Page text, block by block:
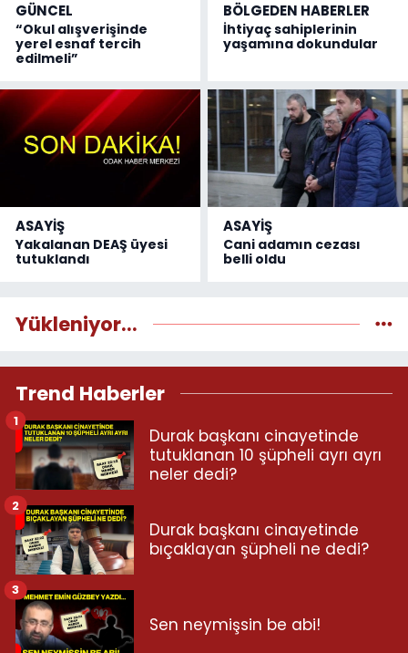
GÜNCEL
“Okul alışverişinde
yerel esnaf tercih
edilmeli”
BÖLGEDEN HABERLER
İhtiyaç sahiplerinin
yaşamına dokundular
ASAYİŞ
Yakalanan DEAŞ üyesi
tutuklandı
ASAYİŞ
Cani adamın cezası
belli oldu
Yükleniyor...
Trend Haberler
Durak başkanı cinayetinde
tutuklanan 10 şüpheli ayrı ayrı
neler dedi?
1
Durak başkanı cinayetinde
bıçaklayan şüpheli ne dedi?
2
Sen neymişsin be abi!
3